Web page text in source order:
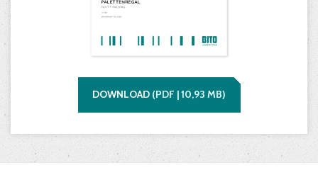
DOWNLOAD (PDF |10,93 MB)